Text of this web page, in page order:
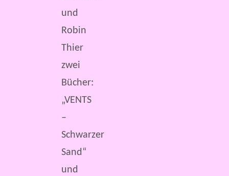
und
Robin
Thier
zwei
Bücher:
„VENTS
–
Schwarzer
Sand“
und